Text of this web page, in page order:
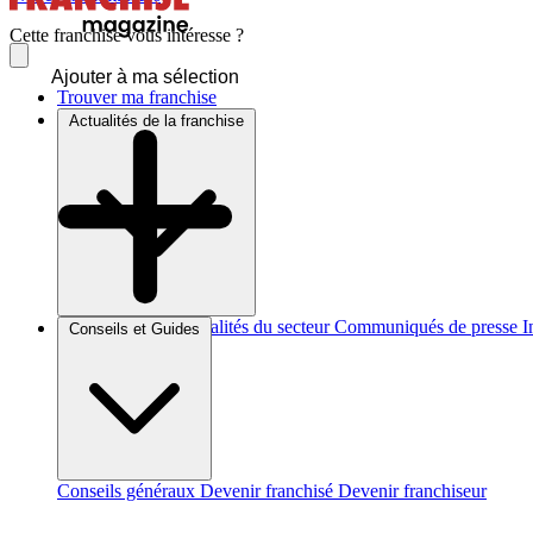
Trouver ma franchise
Actualités de la franchise
Brèves et actus Actualités du secteur Communiqués de presse
Conseils et Guides
Conseils généraux Devenir franchisé Devenir franchiseur
Cette franchise vous intéresse ?
Ajouter à ma sélection